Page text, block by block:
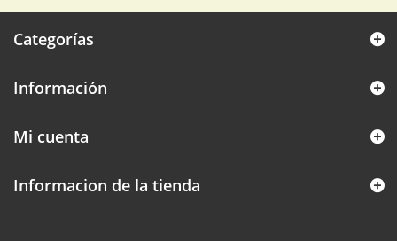
Categorías
Información
Mi cuenta
Informacion de la tienda